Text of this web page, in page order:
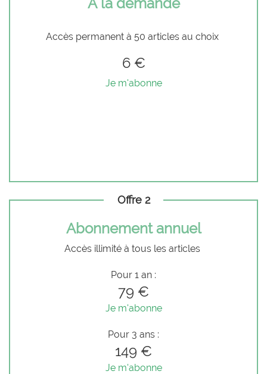
Accès permanent à 50 articles au choix
6 €
Je m'abonne
Offre 2
Abonnement annuel
Accès illimité à tous les articles
Pour 1 an :
79 €
Je m'abonne
Pour 3 ans :
149 €
Je m'abonne